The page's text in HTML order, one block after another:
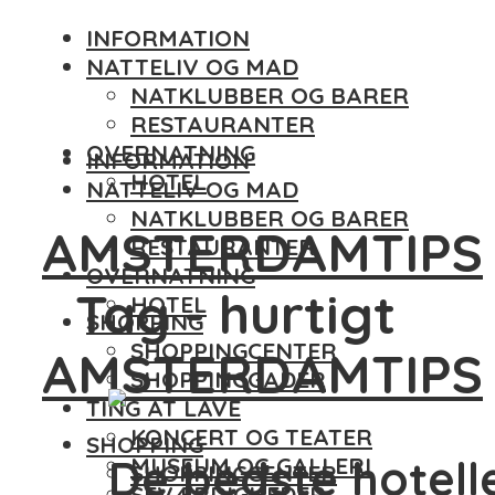
INFORMATION
NATTELIV OG MAD
NATKLUBBER OG BARER
RESTAURANTER
OVERNATNING
HOTEL
AMSTERDAMTIPS
SHOPPING
SHOPPINGCENTER
SHOPPINGGADER
TING AT LAVE
KONCERT OG TEATER
MUSEUM OG GALLERI
INFORMATION
NATTELIV OG MAD
NATKLUBBER OG BARER
RESTAURANTER
OVERNATNING
HOTEL
AMSTERDAMTIPS
SHOPPING
SHOPPINGCENTER
Tag - hurtigt
De bedste